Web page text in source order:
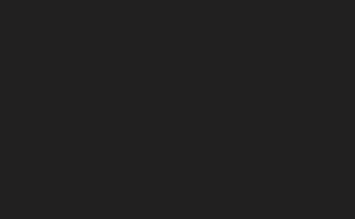
ม 2020 โดยพบการใช้ TWITTER ในประเทศไทย ก
ายทำให้เสียศักดิ์ศรีความเป็นผู้หญิง หรือมีการใช้ค
มที่เรียกกันว่า “ล่าแม่มด” และเมื่อเจาะจงไปที่ลัก
ชี้ถึง พฤติกรรมความรุนแรงของคู่รักมากที่สุด รองล